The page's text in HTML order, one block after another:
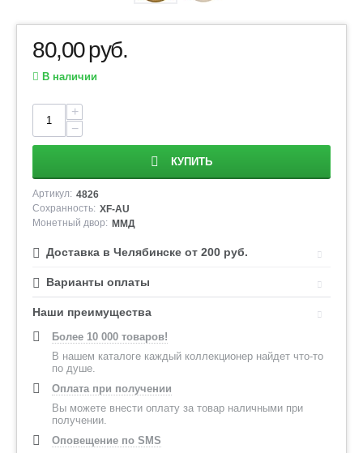
80,00руб.
В наличии
+
−
КУПИТЬ
Артикул: 4826
Сохранность: XF-AU
Монетный двор: ММД
Доставка в Челябинске от 200 руб.
Варианты оплаты
Наши преимущества
Более 10 000 товаров!
В нашем каталоге каждый коллекционер найдет что-то
по душе.
Оплата при получении
Вы можете внести оплату за товар наличными при
получении.
Оповещение по SMS